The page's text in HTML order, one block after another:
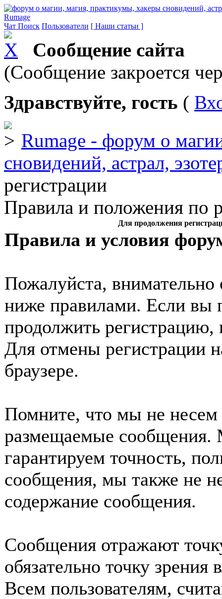
Rumage
Чат Поиск Пользователи [ Наши статьи ]
Сообщение сайта
(Сообщение закроется
Здравствуйте, гость (
Rumage - форум о
сновидений, астрал,
регистрации
Правила и положения по
Для продолжения
Правила и условия
Пожалуйста, внимательно
ниже правилами. Если вы
продолжить регистрацию,
Для отмены регистрации
браузере.
Помните, что мы не несем
размещаемые сообщения.
гарантируем точность,
сообщения, мы также не
содержание сообщения.
Сообщения отражают
обязательно точку
Всем пользователям,